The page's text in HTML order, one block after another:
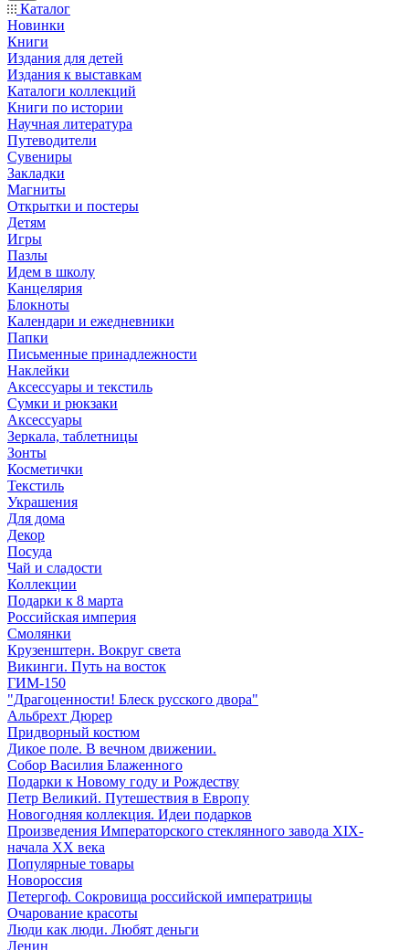
Каталог
Новинки
Книги
Издания для детей
Издания к выставкам
Каталоги коллекций
Книги по истории
Научная литература
Путеводители
Сувениры
Закладки
Магниты
Открытки и постеры
Детям
Игры
Пазлы
Идем в школу
Канцелярия
Блокноты
Календари и ежедневники
Папки
Письменные принадлежности
Наклейки
Аксессуары и текстиль
Сумки и рюкзаки
Аксессуары
Зеркала, таблетницы
Зонты
Косметички
Текстиль
Украшения
Для дома
Декор
Посуда
Чай и сладости
Коллекции
Подарки к 8 марта
Российская империя
Смолянки
Крузенштерн. Вокруг света
Викинги. Путь на восток
ГИМ-150
"Драгоценности! Блеск русского двора"
Альбрехт Дюрер
Придворный костюм
Дикое поле. В вечном движении.
Собор Василия Блаженного
Подарки к Новому году и Рождеству
Петр Великий. Путешествия в Европу
Новогодняя коллекция. Идеи подарков
Произведения Императорского стеклянного завода XIX-
начала XX века
Популярные товары
Новороссия
Петергоф. Сокровища российской императрицы
Очарование красоты
Люди как люди. Любят деньги
Ленин